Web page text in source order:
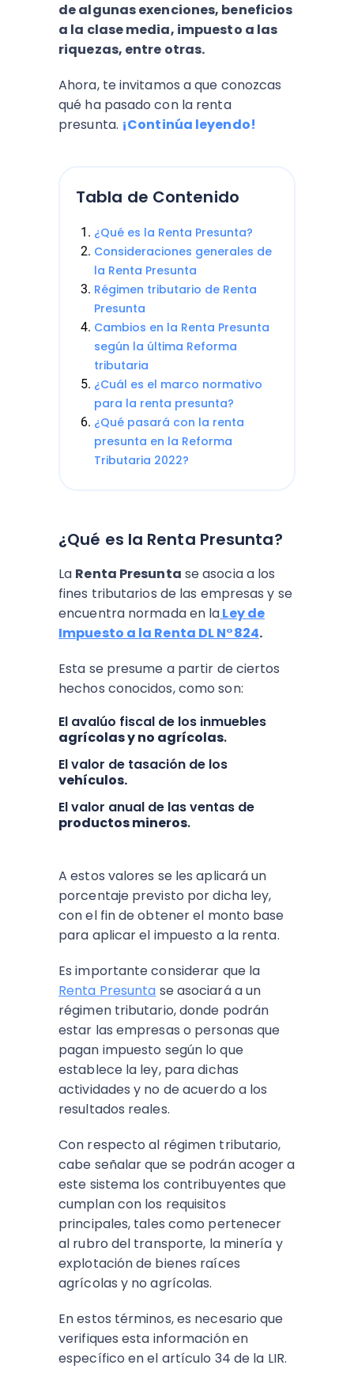
de algunas exenciones, beneficios
a la clase media, impuesto a las
riquezas, entre otras.
Ahora, te invitamos a que conozcas
qué ha pasado con la renta
presunta. ¡Continúa leyendo!
Tabla de Contenido
¿Qué es la Renta Presunta?
Consideraciones generales de
la Renta Presunta
Régimen tributario de Renta
Presunta
Cambios en la Renta Presunta
según la última Reforma
tributaria
¿Cuál es el marco normativo
para la renta presunta?
¿Qué pasará con la renta
presunta en la Reforma
Tributaria 2022?
¿Qué es la Renta Presunta?
La Renta Presunta se asocia a los
fines tributarios de las empresas y se
encuentra normada en laLey de
Impuesto a la Renta DL N°824.
Esta se presume a partir de ciertos
hechos conocidos, como son:
El avalúo fiscal de los inmuebles
agrícolas y no agrícolas.
El valor de tasación de los
vehículos.
El valor anual de las ventas de
productos mineros.
A estos valores se les aplicará un
porcentaje previsto por dicha ley,
con el fin de obtener el monto base
para aplicar el impuesto a la renta.
Es importante considerar que la
Renta Presunta se asociará a un
régimen tributario, donde podrán
estar las empresas o personas que
pagan impuesto según lo que
establece la ley, para dichas
actividades y no de acuerdo a los
resultados reales.
Con respecto al régimen tributario,
cabe señalar que se podrán acoger a
este sistema los contribuyentes que
cumplan con los requisitos
principales, tales como pertenecer
al rubro del transporte, la minería y
explotación de bienes raíces
agrícolas y no agrícolas.
En estos términos, es necesario que
verifiques esta información en
específico en el artículo 34 de la LIR.